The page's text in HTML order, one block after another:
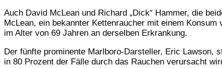
Auch David McLean und Richard „Dick“ Hammer, die
McLean, ein bekannter Kettenraucher mit einem
im Alter von 69 Jahren an derselben Erkrankung.
Der fünfte prominente Marlboro-Darsteller, Eric Lawson,
in 80 Prozent der Fälle durch das Rauchen verursacht